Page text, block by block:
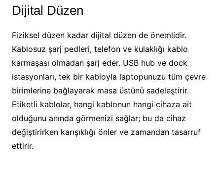
Dijital Düzen
Fiziksel düzen kadar dijital düzen de önemlidir.
Kablosuz şarj pedleri, telefon ve kulaklığı kablo
karmaşası olmadan şarj eder. USB hub ve dock
istasyonları, tek bir kabloyla laptopunuzu tüm çevre
birimlerine bağlayarak masa üstünü sadeleştirir.
Etiketli kablolar, hangi kablonun hangi cihaza ait
olduğunu anında görmenizi sağlar; bu da cihaz
değiştirirken karışıklığı önler ve zamandan tasarruf
ettirir.